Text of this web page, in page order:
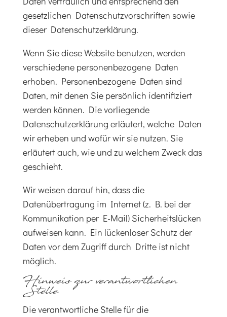
gesetzlichen Datenschutzvorschriften sowie
dieser Datenschutzerklärung.
Wenn Sie diese Website benutzen, werden
verschiedene personenbezogene Daten
erhoben. Personenbezogene Daten sind
Daten, mit denen Sie persönlich identifiziert
werden können. Die vorliegende
Datenschutzerklärung erläutert, welche Daten
wir erheben und wofür wir sie nutzen. Sie
erläutert auch, wie und zu welchem Zweck das
geschieht.
Wir weisen darauf hin, dass die
Datenübertragung im Internet (z. B. bei der
Kommunikation per E-Mail) Sicherheitslücken
aufweisen kann. Ein lückenloser Schutz der
Daten vor dem Zugriff durch Dritte ist nicht
möglich.
Hinweis zur verantwortlichen
Stelle
Die verantwortliche Stelle für die